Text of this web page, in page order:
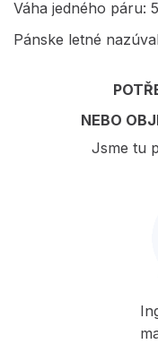
Váha jedného páru:
Pánske letné
NEBO
Jsme tu